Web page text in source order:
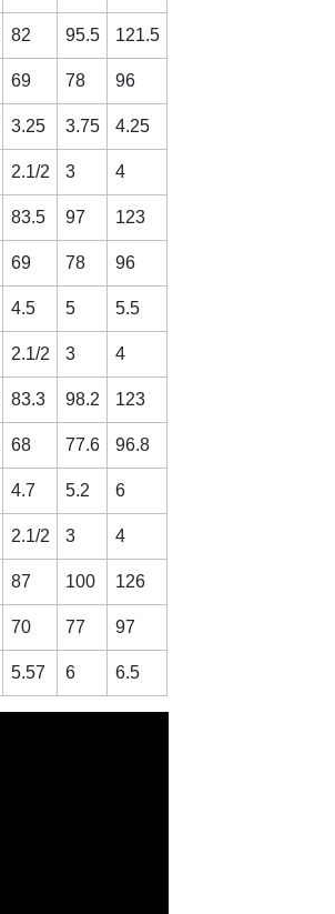
82 95.5 121.5
69 78 96
3.25 3.75 4.25
2.1/2 3 4
83.5 97 123
69 78 96
4.5 5 5.5
2.1/2 3 4
83.3 98.2 123
68 77.6 96.8
4.7 5.2 6
2.1/2 3 4
87 100 126
70 77 97
5.57 6 6.5